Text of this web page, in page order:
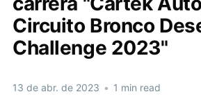
Circuito Bronco
Challenge 2023"
13 de abr. de 2023 • 1 min read